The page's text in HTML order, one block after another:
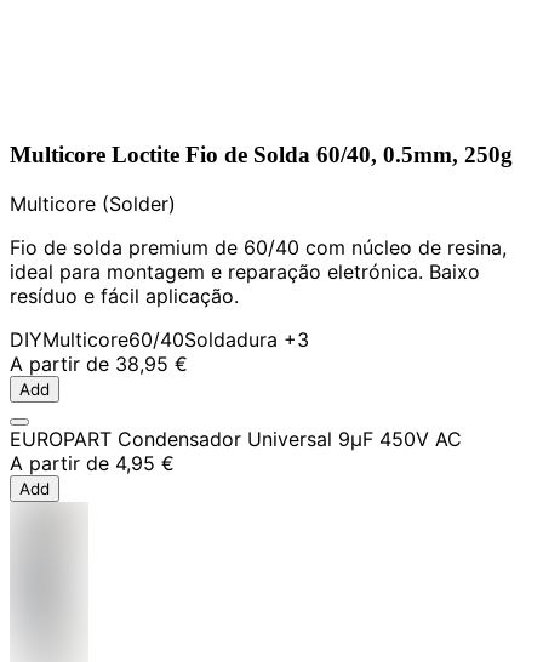
Multicore Loctite Fio de Solda 60/40, 0.5mm, 250g
Multicore (Solder)
Fio de solda premium de 60/40 com núcleo de resina,
ideal para montagem e reparação eletrónica. Baixo
resíduo e fácil aplicação.
DIYMulticore60/40Soldadura +3
A partir de 38,95 €
Add
EUROPART Condensador Universal 9µF 450V AC
A partir de 4,95 €
Add